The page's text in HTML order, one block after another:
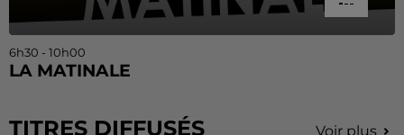
6h30 - 10h00
LA MATINALE
TITRES DIFFUSÉS Voir plus